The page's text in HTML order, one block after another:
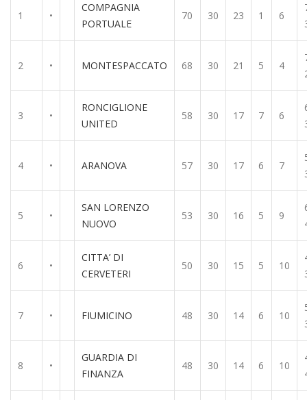
1 •
COMPAGNIA
PORTUALE
70 30 23 1 6
2 • MONTESPACCATO 68 30 21 5 4
3 •
RONCIGLIONE
UNITED
58 30 17 7 6
4 • ARANOVA 57 30 17 6 7
5 •
SAN LORENZO
NUOVO
53 30 16 5 9
6 •
CITTA’ DI
CERVETERI
50 30 15 5 10
7 • FIUMICINO 48 30 14 6 10
8 •
GUARDIA DI
FINANZA
48 30 14 6 10